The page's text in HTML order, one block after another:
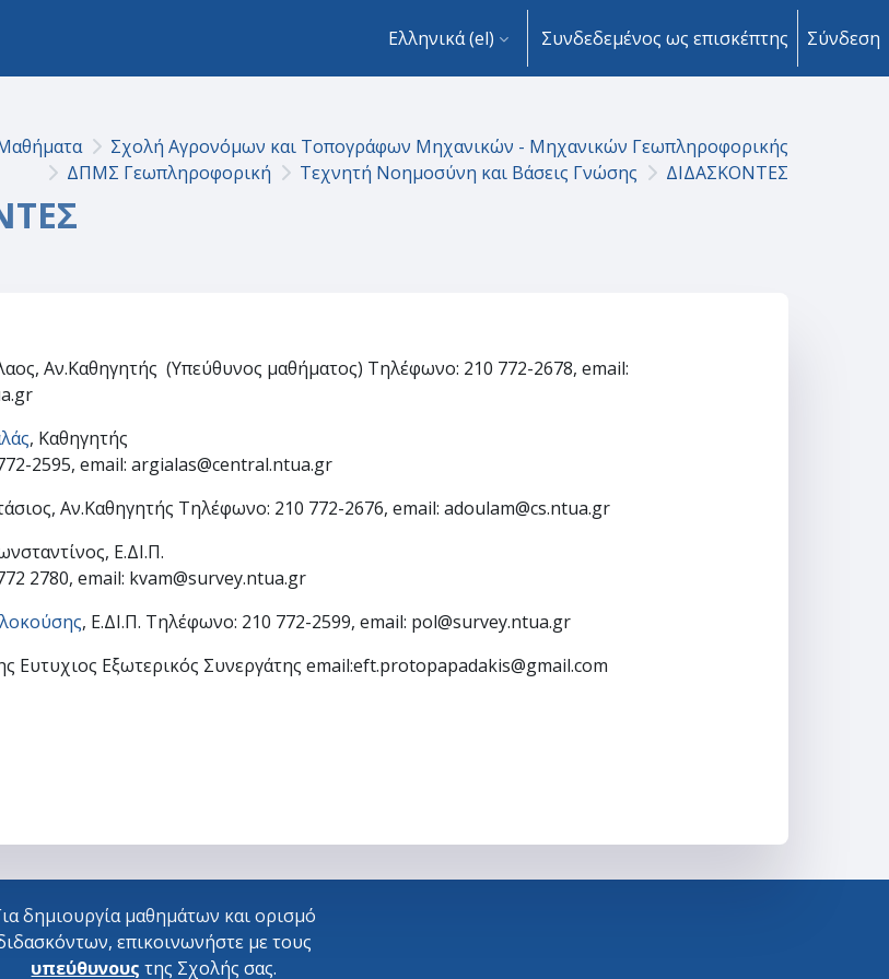
Ελληνικά ‎(el)‎ Συνδεδεμένος ως επισκέπτης Σύνδεση
Σχολή Αγρονόμων και Τοπογράφων Μηχανικών - Μηχανικών Γεωπληροφορικής
ΔΠΜΣ Γεωπληροφορική
Τεχνητή Νοημοσύνη και Βάσεις Γνώσης ΔΙΔΑΣΚΟΝΤΕΣ
Αν.Καθηγητής (Υπεύθυνος μαθήματος) Τηλέφωνο: 210 772-2678, email:
, Καθηγητής
2595, email: argialas@central.ntua.gr
Αν.Καθηγητής Τηλέφωνο: 210 772-2676, email: adoulam@cs.ntua.gr
Ε.ΔΙ.Π.
2780, email: kvam@survey.ntua.gr
, Ε.ΔΙ.Π. Τηλέφωνο: 210 772-2599, email: pol@survey.ntua.gr
Ευτυχιος Εξωτερικός Συνεργάτης email:eft.protopapadakis@gmail.com
δημιουργία μαθημάτων και ορισμό
επικοινωνήστε με τους
υπεύθυνους της Σχολής σας.